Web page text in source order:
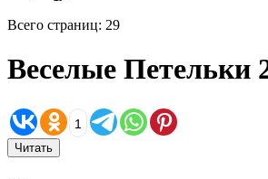
Всего страниц: 29
Веселые Петельки
1
Читать